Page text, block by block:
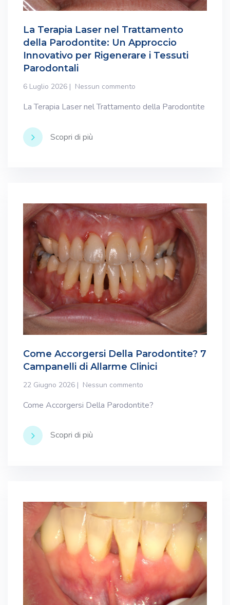
La Terapia Laser nel Trattamento
della Parodontite: Un Approccio
Innovativo per Rigenerare i Tessuti
Parodontali
6 Luglio 2026 Nessun commento
La Terapia Laser nel Trattamento della Parodontite
Scopri di più
Come Accorgersi Della Parodontite? 7
Campanelli di Allarme Clinici
22 Giugno 2026 Nessun commento
Come Accorgersi Della Parodontite?
Scopri di più